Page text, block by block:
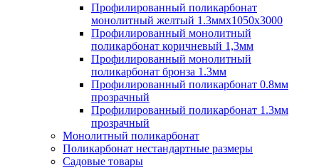
Профилированный поликарбонат
монолитный желтый 1.3ммх1050х3000
Профилированный монолитный
поликарбонат коричневый 1,3мм
Профилированный монолитный
поликарбонат бронза 1.3мм
Профилированный поликарбонат 0.8мм
прозрачный
Профилированный поликарбонат 1.3мм
прозрачный
Монолитный поликарбонат
Поликарбонат нестандартные размеры
Садовые товары